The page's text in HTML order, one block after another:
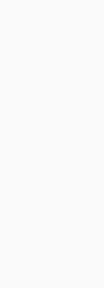
งประจำที่